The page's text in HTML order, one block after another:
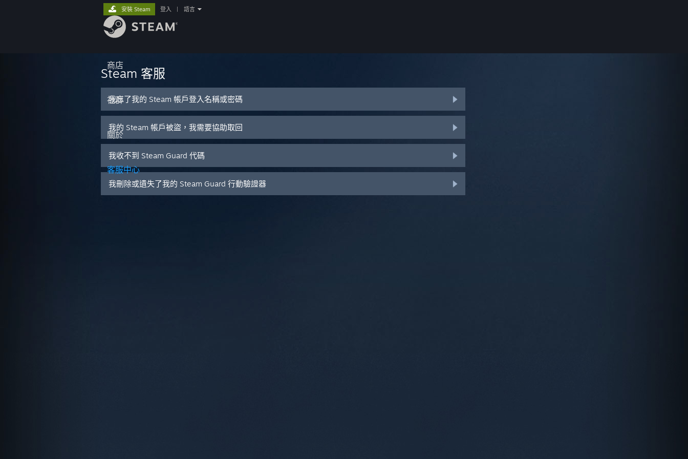
商店
社群
關於
客服中心
安裝 Steam 登入 語言
Steam 客服
我忘了我的 Steam 帳戶登入名稱或密碼
我的 Steam 帳戶被盜，我需要協助取回
我收不到 Steam Guard 代碼
我刪除或遺失了我的 Steam Guard 行動驗證器